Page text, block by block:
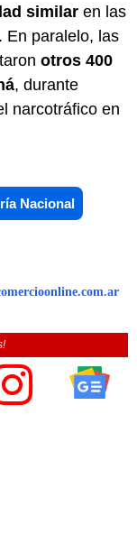
similar en las
En paralelo, las
otros 400
, durante
narcotráfico en
Nacional